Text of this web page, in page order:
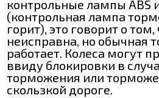
контрольные лампы ABS
(контрольная лампа
горит), это говорит о том,
неисправна, но обычная
работает. Колеса могут
ввиду блокировки в
торможения или
скользкой дороге.